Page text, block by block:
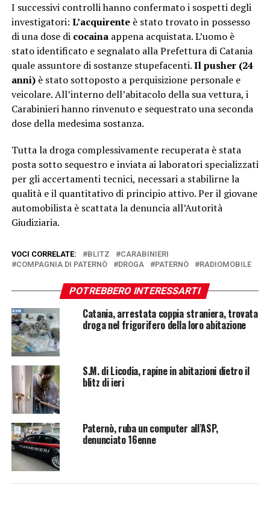
I successivi controlli hanno confermato i sospetti degli
investigatori: L’acquirenteè stato trovato in possesso
di una dose di cocainaappena acquistata. L’uomo è
stato identificato e segnalato alla Prefettura di Catania
quale assuntore di sostanze stupefacenti.Il pusher (24
anni)è stato sottoposto a perquisizione personale e
veicolare. All’interno dell’abitacolo della sua vettura, i
Carabinieri hanno rinvenuto e sequestrato una seconda
dose della medesima sostanza.
Tutta la droga complessivamente recuperata è stata
posta sotto sequestro e inviata ai laboratori specializzati
per gli accertamenti tecnici, necessari a stabilirne la
qualità e il quantitativo di principio attivo. Per il giovane
automobilista è scattata la denuncia all’Autorità
Giudiziaria.
VOCI CORRELATE: BLITZ
CARABINIERI
COMPAGNIA DI PATERNÒ
DROGA PATERNÒ RADIOMOBILE
POTREBBERO INTERESSARTI
Catania, arrestata coppia straniera, trovata
droga nel frigorifero della loro abitazione
S.M. di Licodia, rapine in abitazioni dietro il
blitz di ieri
Paternò, ruba un computer all’ASP,
denunciato 16enne